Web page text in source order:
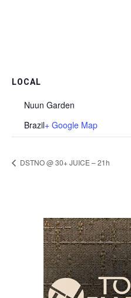
LOCAL
Nuun Garden
Brazil+ Google Map
DSTNO @ 30+ JUICE – 21h